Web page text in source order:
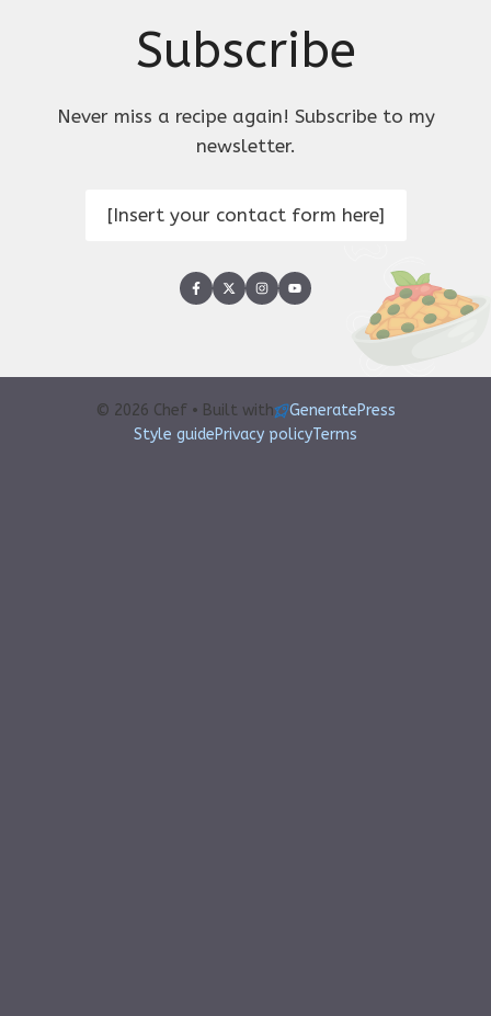
Subscribe
Never miss a recipe again! Subscribe to my
newsletter.
[Insert your contact form here]
© 2026 Chef • Built with
GeneratePress
Style guidePrivacy policyTerms